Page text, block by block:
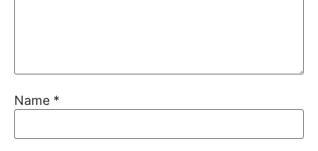
Name *